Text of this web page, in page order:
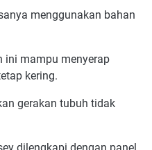
menggunakan bahan
ini mampu menyerap
kering.
gerakan tubuh tidak
dilengkapi dengan panel